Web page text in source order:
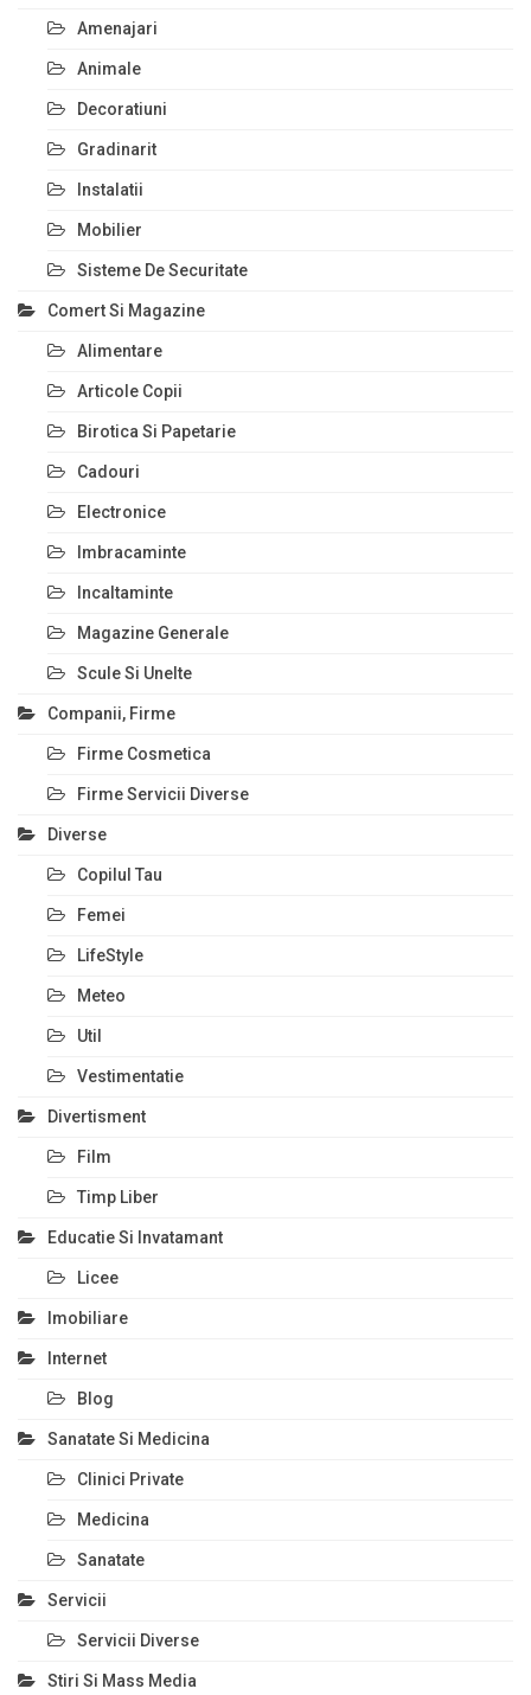
Amenajari
Animale
Decoratiuni
Gradinarit
Instalatii
Mobilier
Sisteme De Securitate
Comert Si Magazine
Alimentare
Articole Copii
Birotica Si Papetarie
Cadouri
Electronice
Imbracaminte
Incaltaminte
Magazine Generale
Scule Si Unelte
Companii, Firme
Firme Cosmetica
Firme Servicii Diverse
Diverse
Copilul Tau
Femei
LifeStyle
Meteo
Util
Vestimentatie
Divertisment
Film
Timp Liber
Educatie Si Invatamant
Licee
Imobiliare
Internet
Blog
Sanatate Si Medicina
Clinici Private
Medicina
Sanatate
Servicii
Servicii Diverse
Stiri Si Mass Media